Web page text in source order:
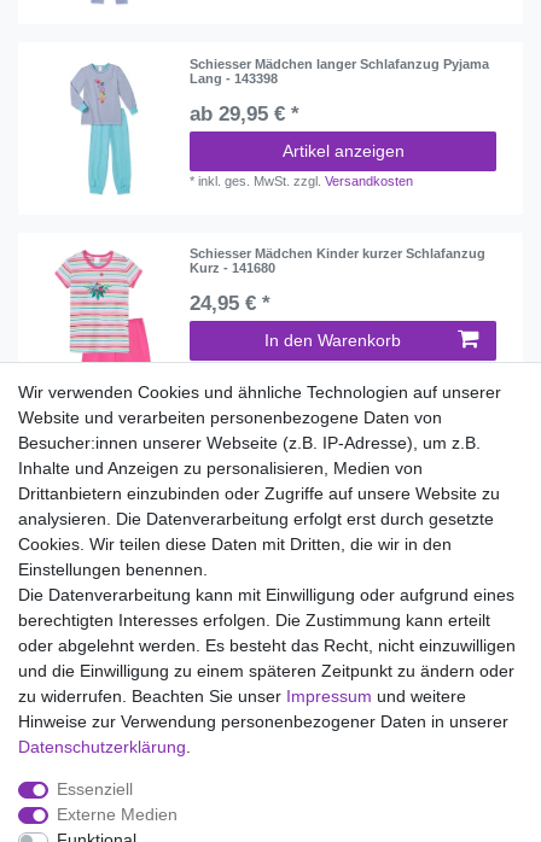
Schiesser Mädchen langer Schlafanzug Pyjama
Lang - 143398
ab 29,95 € *
Artikel anzeigen
*inkl. ges. MwSt. zzgl.Versandkosten
Schiesser Mädchen Kinder kurzer Schlafanzug
Kurz - 141680
24,95 € *
In den Warenkorb
1 2
Wir liefern mit DHL (auch Samstags)
Kostenloser Versand
14 Tage Rückgaberecht
Impressum Daten­schutz­erklärung AGB
Widerrufs­recht
Wir verwenden Cookies und ähnliche Technologien auf unserer
Website und verarbeiten personenbezogene Daten von
Besucher:innen unserer Webseite (z.B. IP-Adresse), um z.B.
Inhalte und Anzeigen zu personalisieren, Medien von
Drittanbietern einzubinden oder Zugriffe auf unsere Website zu
analysieren. Die Datenverarbeitung erfolgt erst durch gesetzte
Cookies. Wir teilen diese Daten mit Dritten, die wir in den
Einstellungen benennen.
Die Datenverarbeitung kann mit Einwilligung oder aufgrund eines
berechtigten Interesses erfolgen. Die Zustimmung kann erteilt
oder abgelehnt werden. Es besteht das Recht, nicht einzuwilligen
und die Einwilligung zu einem späteren Zeitpunkt zu ändern oder
zu widerrufen. Beachten Sie unser Impressum und weitere
Hinweise zur Verwendung personenbezogener Daten in unserer
Daten­schutz­erklärung
Essenziell
Externe Medien